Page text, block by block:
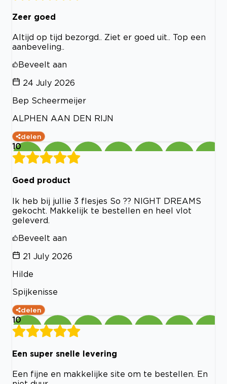
Zeer goed
Altijd op tijd bezorgd.. Ziet er goed uit.. Top een
aanbeveling..
Beveelt aan
24 July 2026
Bep Scheermeijer
ALPHEN AAN DEN RIJN
delen
10
Goed product
Ik heb bij jullie 3 flesjes So ?? NIGHT DREAMS
gekocht. Makkelijk te bestellen en heel vlot
geleverd.
Beveelt aan
21 July 2026
Hilde
Spijkenisse
delen
10
Een super snelle levering
Een fijne en makkelijke site om te bestellen. En